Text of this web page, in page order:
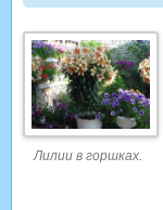
Лилии в горшках.